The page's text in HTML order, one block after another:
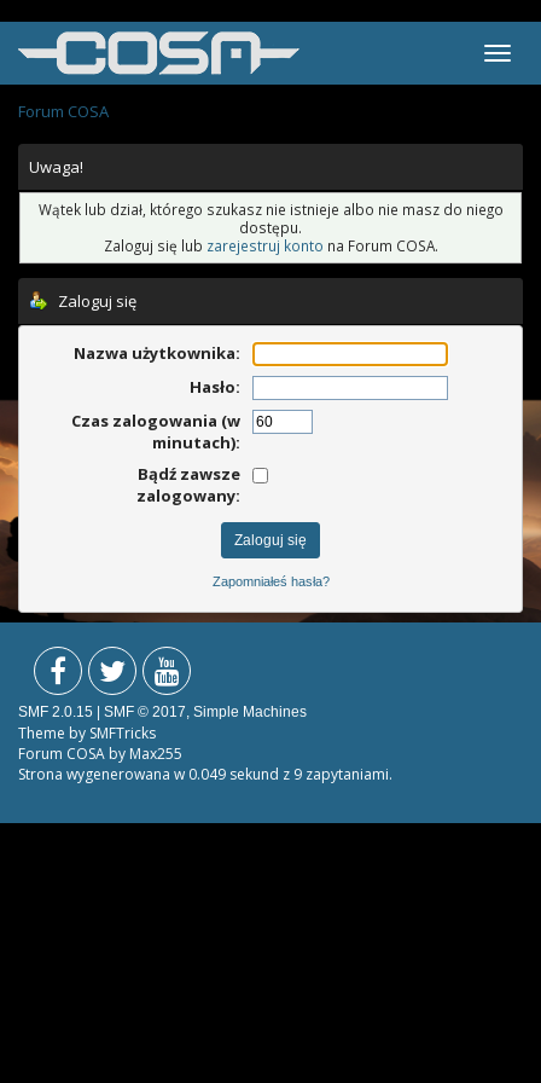
Forum COSA
Uwaga!
Wątek lub dział, którego szukasz nie istnieje albo nie masz do niego
dostępu.
Zaloguj się lub zarejestruj konto na Forum COSA.
Zaloguj się
Nazwa użytkownika:
Hasło:
Czas zalogowania (w
minutach):
Bądź zawsze
zalogowany:
Zapomniałeś hasła?
SMF 2.0.15 | SMF © 2017 Simple Machines
Theme by SMFTricks
Forum COSA by Max255
Strona wygenerowana w 0.049 sekund z 9 zapytaniami.